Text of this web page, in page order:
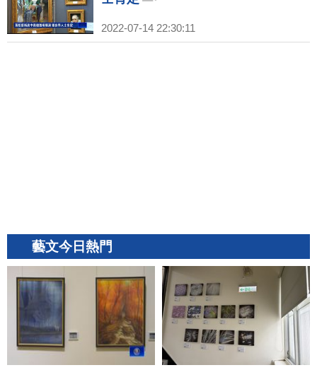
2022-07-14 22:30:11
藝文今日熱門